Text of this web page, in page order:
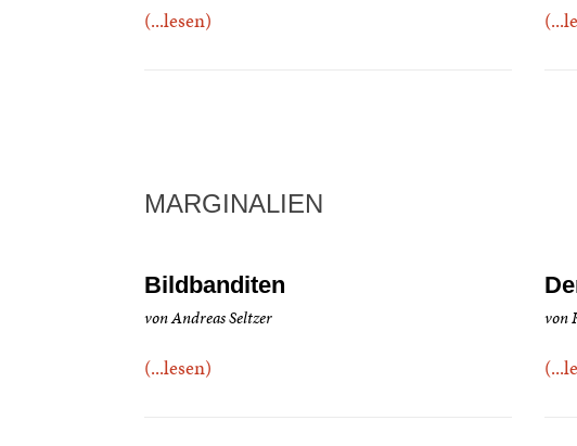
(...lesen)
MARGINALIEN
Bildbanditen
von Andreas Seltzer
(...lesen)
von